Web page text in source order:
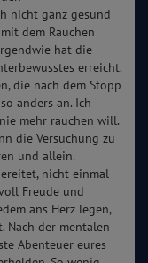
nicht ganz gesund
dem Rauchen
hat die
erreicht.
die nach dem Stopp
anders an. Ich
mehr rauchen will.
die Versuchung zu
und allein.
nicht einmal
Freude und
ans Herz legen,
der mentalen
Abenteuer eures